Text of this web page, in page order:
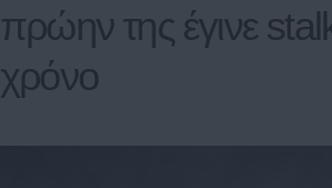
πρώην της έγινε
χρόνο